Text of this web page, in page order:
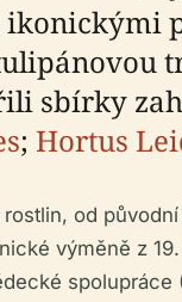
sbírky
; Hortus
od
výměně z
spolupráce